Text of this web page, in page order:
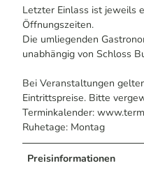
Letzter Einlass ist jeweils
Öffnungszeiten.
Die umliegenden
unabhängig von Schloss
Bei Veranstaltungen
Eintrittspreise. Bitte
Terminkalender:
Ruhetage: Montag
Preisinformationen